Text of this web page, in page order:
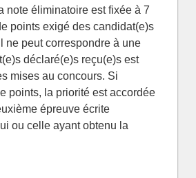
note éliminatoire est fixée à 7
points exigé des candidat(e)s
ne peut correspondre à une
déclaré(e)s reçu(e)s est
mises au concours. Si
points, la priorité est accordée
épreuve écrite
ou celle ayant obtenu la